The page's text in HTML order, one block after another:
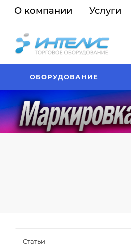
О компании Услуги
ОБОРУДОВАНИЕ
Статьи